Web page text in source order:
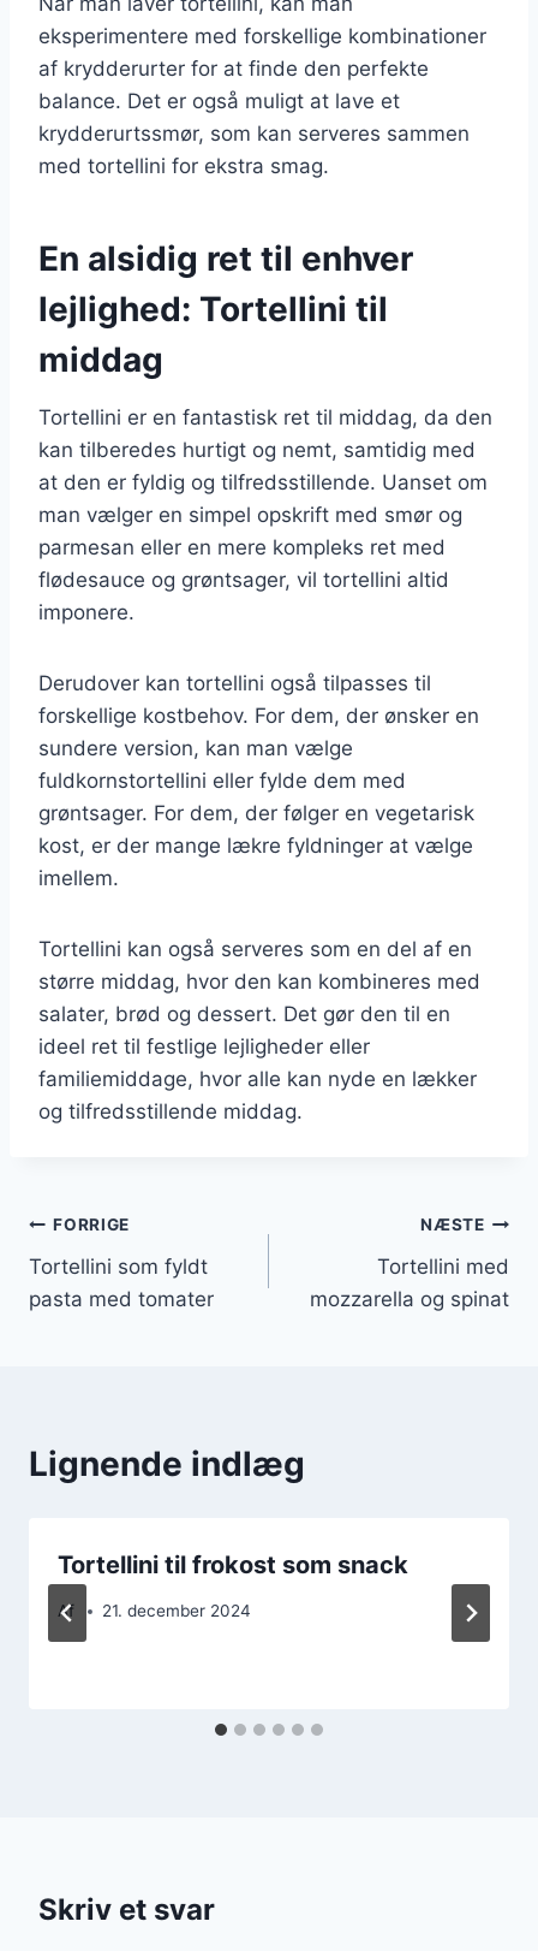
eksperimentere med forskellige kombinationer
af krydderurter for at finde den perfekte
balance. Det er også muligt at lave et
krydderurtssmør, som kan serveres sammen
med tortellini for ekstra smag.
En alsidig ret til enhver
lejlighed: Tortellini til
middag
Tortellini er en fantastisk ret til middag, da den
kan tilberedes hurtigt og nemt, samtidig med
at den er fyldig og tilfredsstillende. Uanset om
man vælger en simpel opskrift med smør og
parmesan eller en mere kompleks ret med
flødesauce og grøntsager, vil tortellini altid
imponere.
Derudover kan tortellini også tilpasses til
forskellige kostbehov. For dem, der ønsker en
sundere version, kan man vælge
fuldkornstortellini eller fylde dem med
grøntsager. For dem, der følger en vegetarisk
kost, er der mange lækre fyldninger at vælge
imellem.
Tortellini kan også serveres som en del af en
større middag, hvor den kan kombineres med
salater, brød og dessert. Det gør den til en
ideel ret til festlige lejligheder eller
familiemiddage, hvor alle kan nyde en lækker
og tilfredsstillende middag.
Indlægsnavigation
FORRIGE
Tortellini som fyldt
pasta med tomater
NÆSTE
Tortellini med
mozzarella og spinat
Lignende indlæg
Tortellini til frokost som snack
Af 21. december 2024
Skriv et svar